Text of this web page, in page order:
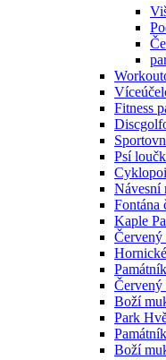
Fitness
Psí
Návesní
Fontána
Kaple
Červený
Červený
Boží
Park
Boží